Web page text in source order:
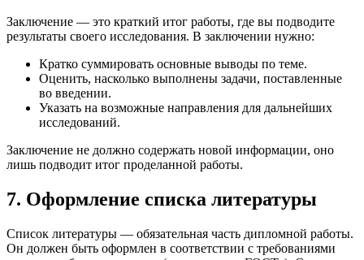
Заключение — это краткий итог работы, где вы подводите
результаты своего исследования. В заключении нужно:
Кратко суммировать основные выводы по теме.
Оценить, насколько выполнены задачи, поставленные
во введении.
Указать на возможные направления для дальнейших
исследований.
Заключение не должно содержать новой информации, оно
лишь подводит итог проделанной работы.
7. Оформление списка литературы
Список литературы — обязательная часть дипломной работы.
Он должен быть оформлен в соответствии с требованиями